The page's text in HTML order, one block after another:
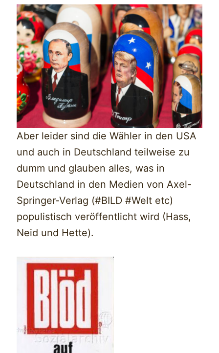
Aber leider sind die Wähler in den USA
und auch in Deutschland teilweise zu
dumm und glauben alles, was in
Deutschland in den Medien von Axel-
Springer-Verlag (#BILD #Welt etc)
populistisch veröffentlicht wird (Hass,
Neid und Hette).